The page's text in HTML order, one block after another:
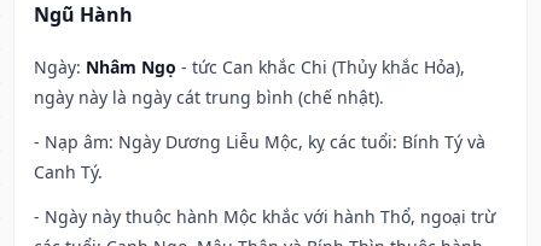
Ngũ Hành
Ngày: Nhâm Ngọ - tức Can khắc Chi (Thủy khắc Hỏa),
ngày này là ngày cát trung bình (chế nhật).
- Nạp âm: Ngày Dương Liễu Mộc, kỵ các tuổi: Bính Tý và
Canh Tý.
- Ngày này thuộc hành Mộc khắc với hành Thổ, ngoại trừ